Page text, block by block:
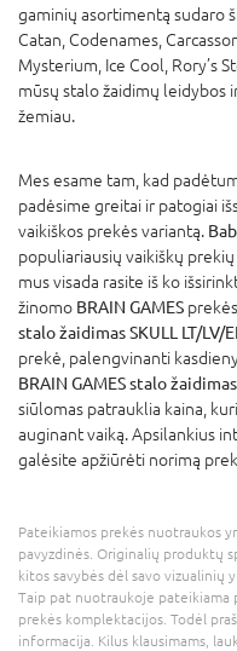
gaminių asortimentą sudaro
Catan, Codenames,
Mysterium, Ice Cool, Rory’s
mūsų stalo žaidimų leidybos
žemiau.
Mes esame tam, kad
padėsime greitai ir patogiai
vaikiškos prekės variantą.
populiariausių vaikiškų
mus visada rasite iš ko
žinomo BRAIN GAMES
stalo žaidimas SKULL LT/LV/
prekė, palengvinanti
BRAIN GAMES stalo žaidimas
siūlomas patrauklia kaina,
auginant vaiką. Apsilankius
galėsite apžiūrėti norimą
Pateikiamos prekės nuotraukos
pavyzdinės. Originalių produktų
kitos savybės dėl savo vizualinių
Taip pat nuotraukoje
prekės komplektacijos. Todėl
informacija. Kilus klausimams,